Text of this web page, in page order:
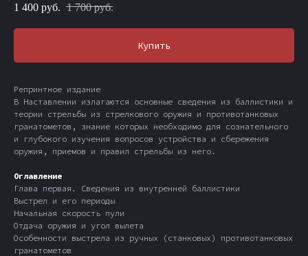
1 400 руб. 1 700 руб.
Купить
Репринтное издание
В Наставлении излагаются основные сведения из баллистики и
теории стрельбы из стрелкового оружия и противотанковых
гранатометов, знание которых необходимо для сознательного
и глубокого изучения вопросов устройства и сбережения
оружия, приемов и правил стрельбы из него.
Оглавление
Глава первая. Сведения из внутренней баллистики
Выстрел и его периоды
Начальная скорость пули
Отдача оружия и угол вылета
Особенности выстрела из ручных (станковых) противотанковых
гранатометов